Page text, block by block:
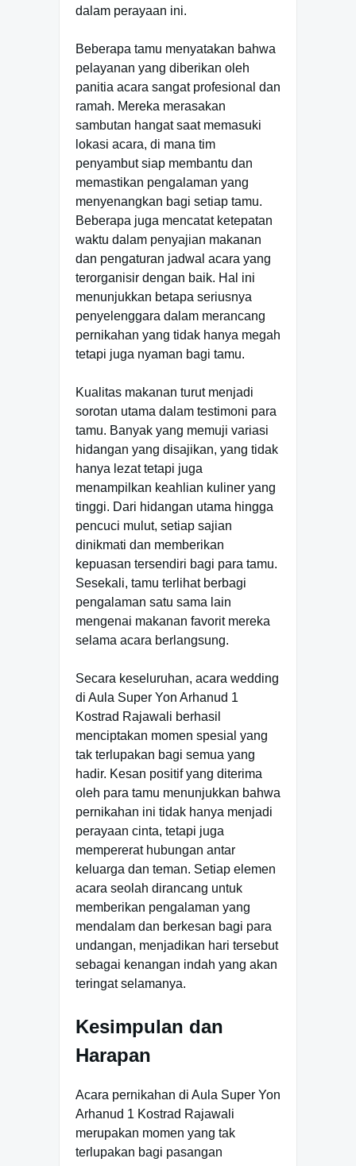
dalam perayaan ini.
Beberapa tamu menyatakan bahwa
pelayanan yang diberikan oleh
panitia acara sangat profesional dan
ramah. Mereka merasakan
sambutan hangat saat memasuki
lokasi acara, di mana tim
penyambut siap membantu dan
memastikan pengalaman yang
menyenangkan bagi setiap tamu.
Beberapa juga mencatat ketepatan
waktu dalam penyajian makanan
dan pengaturan jadwal acara yang
terorganisir dengan baik. Hal ini
menunjukkan betapa seriusnya
penyelenggara dalam merancang
pernikahan yang tidak hanya megah
tetapi juga nyaman bagi tamu.
Kualitas makanan turut menjadi
sorotan utama dalam testimoni para
tamu. Banyak yang memuji variasi
hidangan yang disajikan, yang tidak
hanya lezat tetapi juga
menampilkan keahlian kuliner yang
tinggi. Dari hidangan utama hingga
pencuci mulut, setiap sajian
dinikmati dan memberikan
kepuasan tersendiri bagi para tamu.
Sesekali, tamu terlihat berbagi
pengalaman satu sama lain
mengenai makanan favorit mereka
selama acara berlangsung.
Secara keseluruhan, acara wedding
di Aula Super Yon Arhanud 1
Kostrad Rajawali berhasil
menciptakan momen spesial yang
tak terlupakan bagi semua yang
hadir. Kesan positif yang diterima
oleh para tamu menunjukkan bahwa
pernikahan ini tidak hanya menjadi
perayaan cinta, tetapi juga
mempererat hubungan antar
keluarga dan teman. Setiap elemen
acara seolah dirancang untuk
memberikan pengalaman yang
mendalam dan berkesan bagi para
undangan, menjadikan hari tersebut
sebagai kenangan indah yang akan
teringat selamanya.
Kesimpulan dan
Harapan
Acara pernikahan di Aula Super Yon
Arhanud 1 Kostrad Rajawali
merupakan momen yang tak
terlupakan bagi pasangan